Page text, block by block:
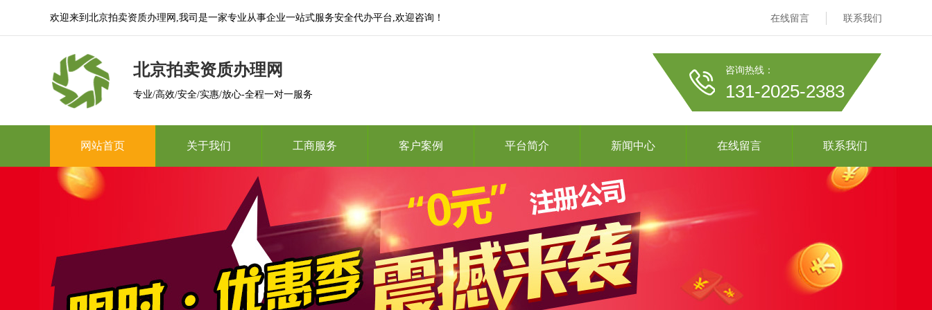
欢迎来到北京拍卖资质办理网,我司是一家专业从事企业一站式服务安全代办平台,欢迎咨询！ 在线留言 联系我们
北京拍卖资质办理网
专业/高效/安全/实惠/放心-全程一对一服务
咨询热线：
131-2025-2383
网站首页 关于我们 工商服务 客户案例 平台简介 新闻中心 在线留言 联系我们